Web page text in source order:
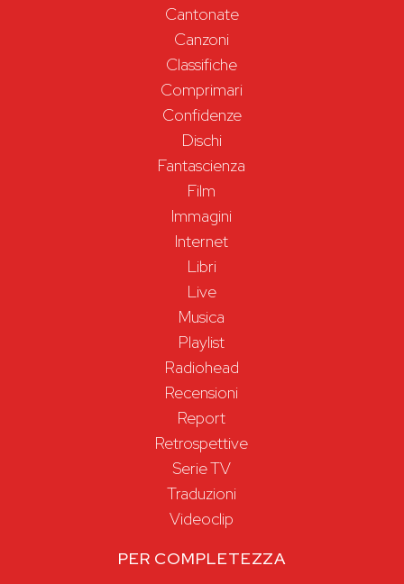
Cantonate
Canzoni
Classifiche
Comprimari
Confidenze
Dischi
Fantascienza
Film
Immagini
Internet
Libri
Live
Musica
Playlist
Radiohead
Recensioni
Report
Retrospettive
Serie TV
Traduzioni
Videoclip
PER COMPLETEZZA